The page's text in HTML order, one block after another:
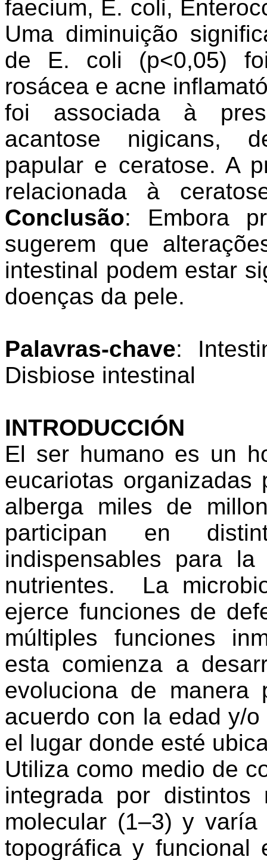
faecium, E. coli,
Uma diminuição
de E. coli (p<0,05)
rosácea e acne
foi associada à
acantose nigicans,
papular e ceratose. A
relacionada à
Conclusão: Embora
sugerem que
intestinal podem estar
doenças da pele.
Palavras-chave:
Disbiose intestinal
INTRODUCCIÓN
El ser humano es un
eucariotas
alberga miles de
participan en
indispensables para
nutrientes.
La
ejerce funciones de
múltiples funciones
esta comienza a
evoluciona de
acuerdo con la edad y/
el lugar donde esté
Utiliza como medio de
integrada por distintos
molecular (1–3) y varía
topográfica y